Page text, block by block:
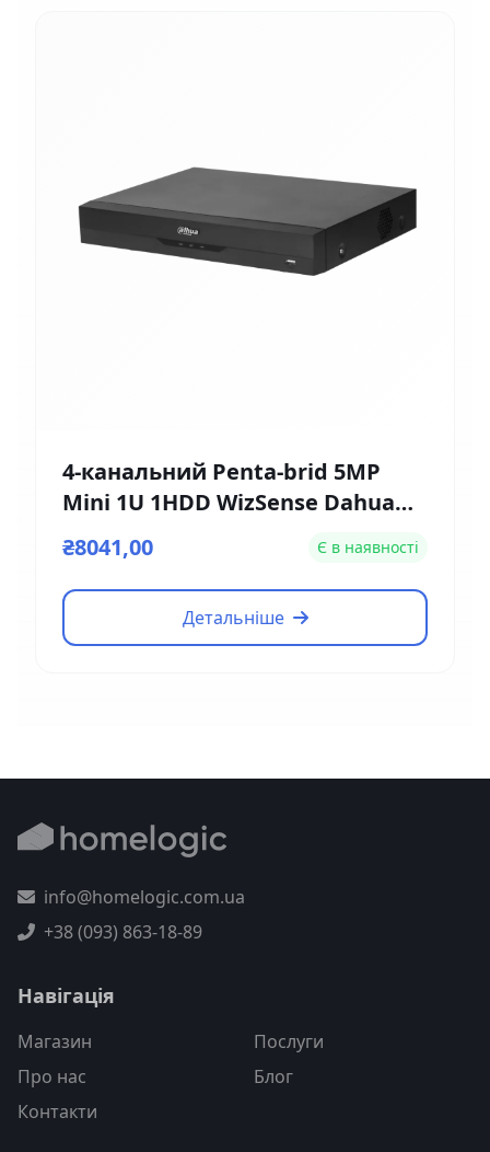
4-канальний Penta-brid 5MP
Mini 1U 1HDD WizSense Dahua
DH-XVR5104HE-4KL-I3
₴8041,00 Є в наявності
Детальніше
info@homelogic.com.ua
+38 (093) 863-18-89
Навігація
Магазин
Послуги
Про нас
Блог
Контакти